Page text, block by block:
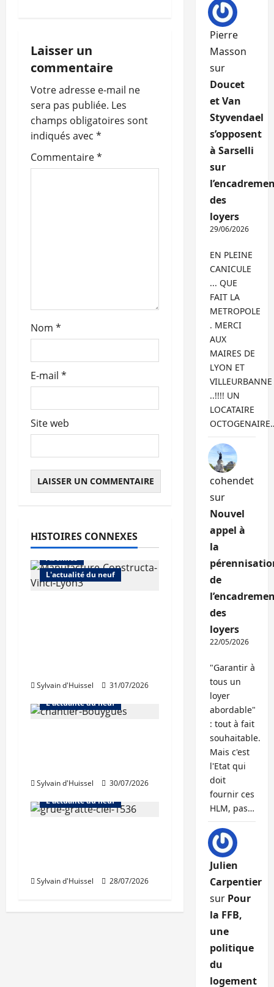
t
i
o
n
d
c
l
e
Laisser un
commentaire
Votre adresse e-mail ne
sera pas publiée. Les
champs obligatoires sont
indiqués avec *
Commentaire*
Nom *
E-mail *
Site web
HISTOIRES CONNEXES
Abonnés
L'actualité du neuf
Sylvain d'Huissel 31/07/2026
Abonnés
L'actualité du neuf
Sylvain d'Huissel 30/07/2026
Abonnés
L'actualité du neuf
Sylvain d'Huissel 28/07/2026
Pierre
Masson
sur
Doucet
et Van
Styvendael
s’opposent
à Sarselli
sur
des
loyers
29/06/2026
EN PLEINE
CANICULE
... QUE
FAIT LA
METROPOLE
. MERCI
AUX
MAIRES DE
LYON ET
VILLEURBANNE
..!!!! UN
LOCATAIRE
cohendet
sur
Nouvel
appel à
la
de
des
loyers
22/05/2026
"Garantir à
tous un
loyer
abordable"
: tout à fait
souhaitable.
Mais c'est
l'Etat qui
doit
fournir ces
HLM, pas…
Julien
Carpentier
sur Pour
la FFB,
une
politique
du
logement